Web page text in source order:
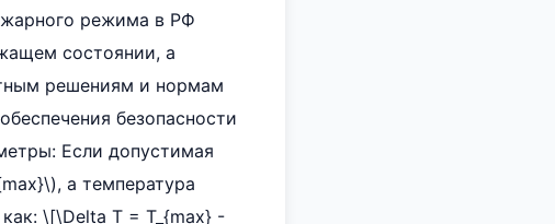
режима в РФ
состоянии, а
решениям и нормам
безопасности
Если допустимая
а температура
\[\Delta T = T_{max} -